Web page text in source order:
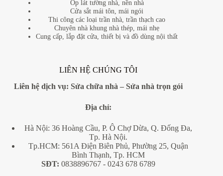
Ốp lát tường nhà, nền nhà
Cửa sắt mái tôn, mái ngói
Thi công các loại trần nhà, trần thạch cao
Chuyên nhà khung nhà thép, mái nhẹ
Cung cấp, lắp đặt cửa, thiết bị và đồ dùng nội thất
LIÊN HỆ CHÚNG TÔI
Liên hệ dịch vụ: Sửa chữa nhà – Sửa nhà trọn gói
Địa chỉ:
Hà Nội: 36 Hoàng Cầu, P. Ô Chợ Dừa, Q. Đống Đa,
Tp. Hà Nội.
Tp.HCM: 561A Điện Biên Phủ, Phường 25, Quận
Bình Thạnh, Tp. HCM
SĐT: 0838896767- 0243 678 6789